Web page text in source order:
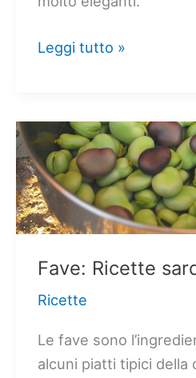
Dolci
Sardi
(13
Ricette!)
Leggi tutto »
Fave: Ricette
Ricette
Le fave sono
alcuni piatti tipici della